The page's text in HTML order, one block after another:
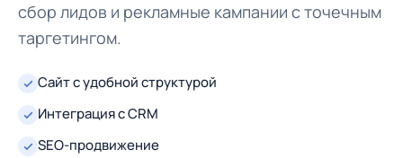
сбор лидов и рекламные кампании с точечным
таргетингом.
Сайт с удобной структурой
Интеграция с CRM
SEO-продвижение